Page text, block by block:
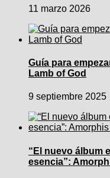
11 marzo 2026
Guía para
Lamb of God
9 septiembre 2025
“El nuevo álbum
esencia”: